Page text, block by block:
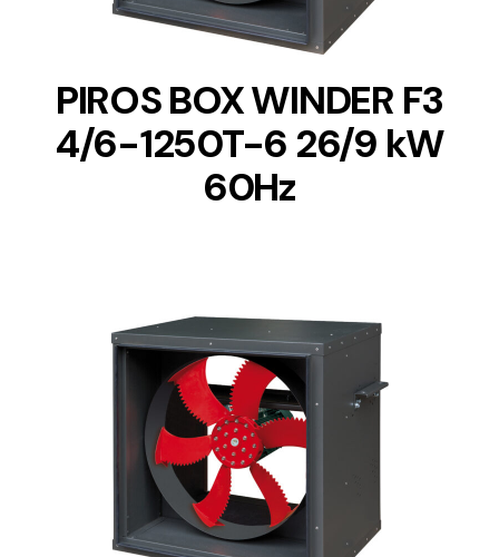
PIROS BOX WINDER F3
4/6-1250T-6 26/9 kW
60Hz
DETAILS